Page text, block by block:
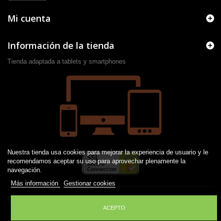
Nuestra tienda usa cookies para mejorar la experiencia de usuario y le
recomendamos aceptar su uso para aprovechar plenamente la
navegación.
Más información
Gestionar cookies
ACEPTO
Mi cuenta
Información de la tienda
Tienda adaptada a tablets y smartphones